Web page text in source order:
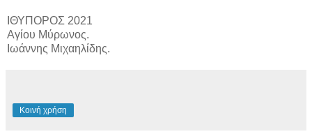
ΙΘΥΠΟΡΟΣ 2021
Αγίου Μύρωνος.
Ιωάννης Μιχαηλίδης.
Κοινή χρήση